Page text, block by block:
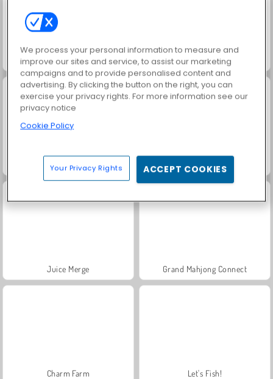
Jewel Garden Story Masha and the Bear: Meadows
Royal Story Scala 40
Juice Merge Grand Mahjong Connect
Charm Farm Let's Fish!
We process your personal information to measure and
improve our sites and service, to assist our marketing
campaigns and to provide personalised content and
advertising. By clicking the button on the right, you can
exercise your privacy rights. For more information see our
privacy notice
Cookie Policy
Your Privacy Rights ACCEPT COOKIES